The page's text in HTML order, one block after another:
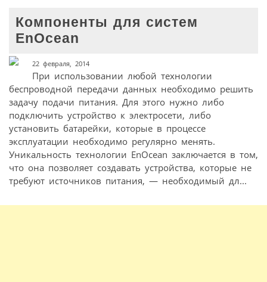
Компоненты для систем
EnOcean
22 февраля, 2014
При использовании любой технологии
беспроводной передачи данных необходимо решить
задачу подачи питания. Для этого нужно либо
подключить устройство к электросети, либо
установить батарейки, которые в процессе
эксплуатации необходимо регулярно менять.
Уникальность технологии EnOcean заключается в том,
что она позволяет создавать устройства, которые не
требуют источников питания, — необходимый дл...